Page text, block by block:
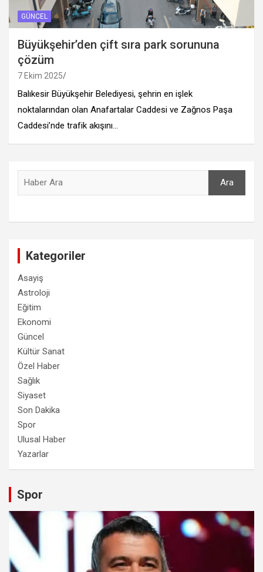
GÜNCEL
Büyükşehir’den çift sıra park sorununa
çözüm
7 Ekim 2025
Balıkesir Büyükşehir Belediyesi, şehrin en işlek
noktalarından olan Anafartalar Caddesi ve Zağnos Paşa
Caddesi’nde trafik akışını…
Ara
Kategoriler
Asayiş
Astroloji
Eğitim
Ekonomi
Güncel
Kültür Sanat
Özel Haber
Sağlık
Siyaset
Son Dakika
Spor
Ulusal Haber
Yazarlar
Spor